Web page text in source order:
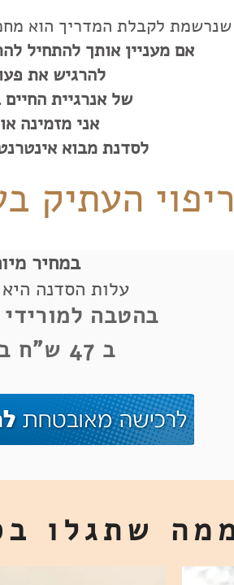
לקבלת המדריך הוא
אם מעניין אותך להתחיל
להרגיש את
של אנרגיית
אני מזמינה
לסדנת מבוא
העתיק
במחיר
עלות הסדנה היא 97 ש"ח,
בהטבה
ב 47 ש"ח בלבד
שתגלו